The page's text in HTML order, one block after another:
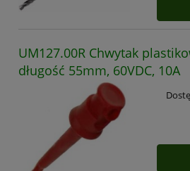
UM127.00R Chwytak
długość 55mm, 60VDC, 10A